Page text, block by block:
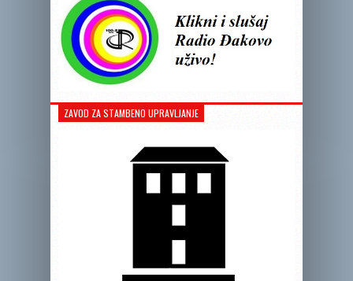
ZAVOD ZA STAMBENO UPRAVLJANJE